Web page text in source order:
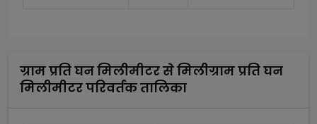
ग्राम प्रति घन मिलीमीटरसेमिलीग्राम प्रति घन
मिलीमीटरपरिवर्तक तालिका